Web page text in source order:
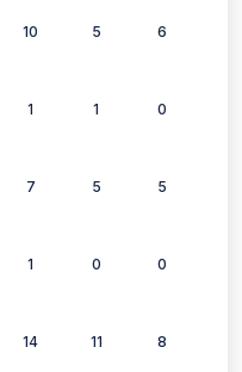
10 5 6
1 1 0
7 5 5
1 0 0
14 11 8